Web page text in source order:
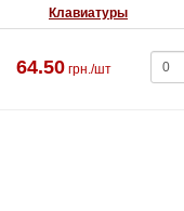
Клавиатуры
64.50 грн./шт